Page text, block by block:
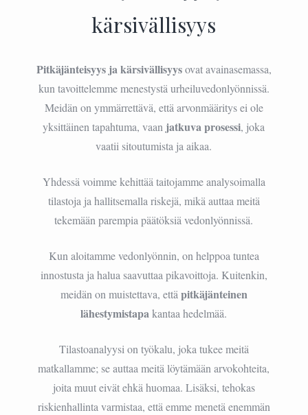
kärsivällisyys
Pitkäjänteisyys ja kärsivällisyysovat avainasemassa,
kun tavoittelemme menestystä urheiluvedonlyönnissä.
Meidän on ymmärrettävä, että arvonmääritys ei ole
yksittäinen tapahtuma, vaan jatkuva prosessi, joka
vaatii sitoutumista ja aikaa.
Yhdessä voimme kehittää taitojamme analysoimalla
tilastoja ja hallitsemalla riskejä, mikä auttaa meitä
tekemään parempia päätöksiä vedonlyönnissä.
Kun aloitamme vedonlyönnin, on helppoa tuntea
innostusta ja halua saavuttaa pikavoittoja. Kuitenkin,
meidän on muistettava, että pitkäjänteinen
lähestymistapakantaa hedelmää.
Tilastoanalyysi on työkalu, joka tukee meitä
matkallamme; se auttaa meitä löytämään arvokohteita,
joita muut eivät ehkä huomaa. Lisäksi, tehokas
riskienhallinta varmistaa, että emme menetä enemmän